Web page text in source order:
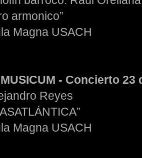
armonico”
Magna USACH
- Concierto 23
Reyes
Magna USACH